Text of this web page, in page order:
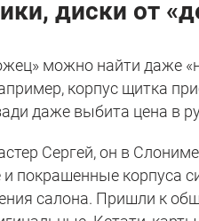
диски от
можно найти даже
корпус щитка
даже выбита цена в
Сергей, он в
покрашенные корпуса
салона. Пришли к